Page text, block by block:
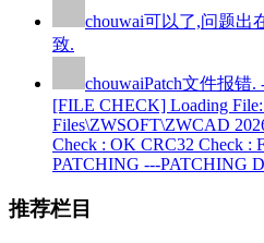
chouwai可以了,问题出
致.
chouwaiPatch文件报错.
[FILE CHECK] Loading File:
Files\ZWSOFT\ZWCAD
Check : OK CRC32 Check :
PATCHING ---PATCHING
推荐栏目